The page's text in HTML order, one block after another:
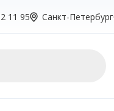
11 95 Санкт-Петербург